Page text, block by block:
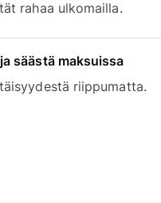
rahaa ulkomailla.
säästä maksuissa
riippumatta.